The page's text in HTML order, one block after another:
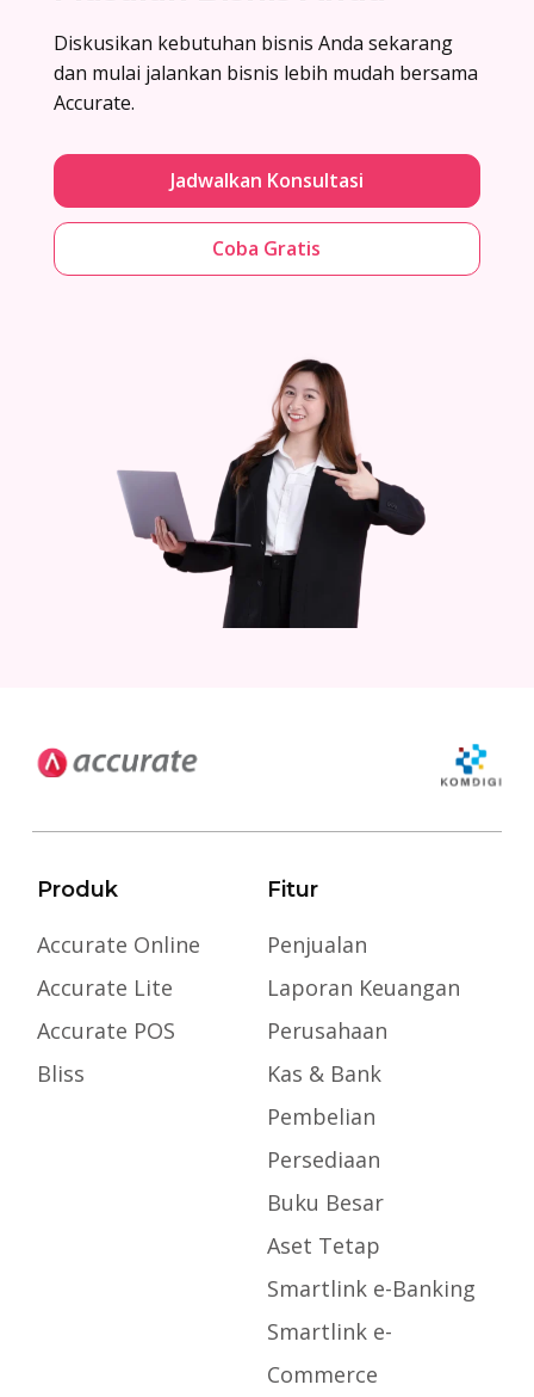
Diskusikan kebutuhan bisnis Anda sekarang
dan mulai jalankan bisnis lebih mudah bersama
Accurate.
Jadwalkan Konsultasi
Coba Gratis
Produk
Accurate Online
Accurate Lite
Accurate POS
Bliss
Fitur
Penjualan
Laporan Keuangan
Perusahaan
Kas & Bank
Pembelian
Persediaan
Buku Besar
Aset Tetap
Smartlink e-Banking
Smartlink e-
Commerce